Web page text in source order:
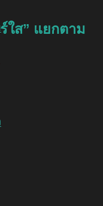
ใส” แยกตาม